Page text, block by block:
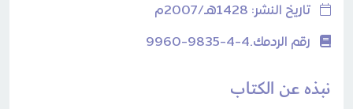
تاريخ النشر: 1428هـ/2007م
رقم الردمك.4-4-9835-9960
نبذه عن الكتاب